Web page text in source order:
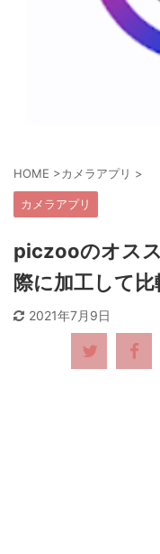
HOME >カメラアプリ >
カメラアプリ
piczooのオス
際に加工して
2021年7月9日